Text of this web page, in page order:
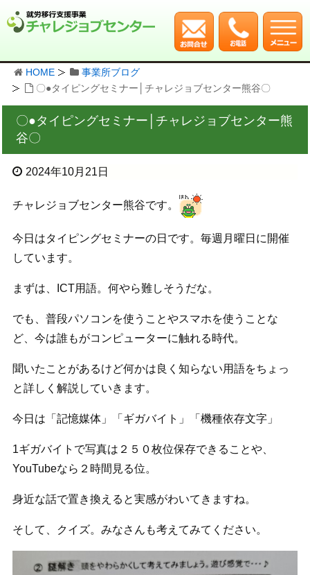
HOME
事業所ブログ
〇●タイピングセミナー│チャレジョブセンター熊谷〇
〇●タイピングセミナー│チャレジョブセンター熊
谷〇
2024年10月21日
チャレジョブセンター熊谷です。
今日はタイピングセミナーの日です。毎週月曜日に開催
しています。
まずは、ICT用語。何やら難しそうだな。
でも、普段パソコンを使うことやスマホを使うことな
ど、今は誰もがコンピューターに触れる時代。
聞いたことがあるけど何かは良く知らない用語をちょっ
と詳しく解説していきます。
今日は「記憶媒体」「ギガバイト」「機種依存文字」
1ギガバイトで写真は２５０枚位保存できることや、
YouTubeなら２時間見る位。
身近な話で置き換えると実感がわいてきますね。
そして、クイズ。みなさんも考えてみてください。